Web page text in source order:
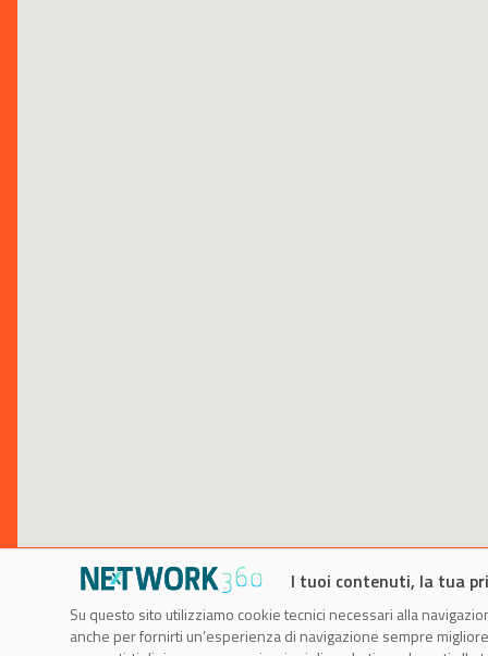
I tuoi contenuti, la tua
Su questo sito utilizziamo cookie tecnici necessari alla
anche per fornirti un’esperienza di navigazione sempre